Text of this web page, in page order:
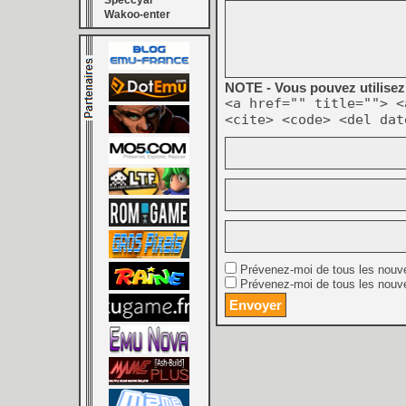
Wakoo-enter
NOTE - Vous pouvez
<a href="" title="">
<cite> <code> <del
Prévenez-moi de tous les
Prévenez-moi de tous les